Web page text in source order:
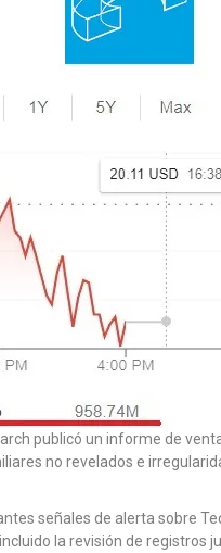
publicó un informe de
no revelados e
señales de alerta sobre
la revisión de registros